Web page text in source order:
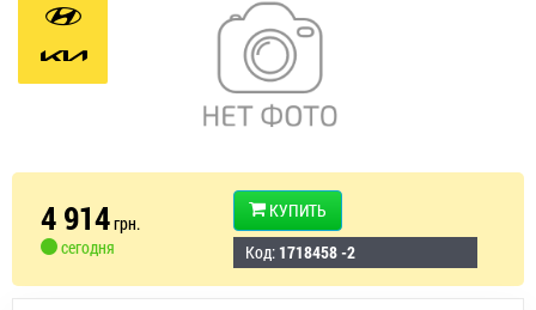
4 914грн.
сегодня
КУПИТЬ
Код: 1718458 -2